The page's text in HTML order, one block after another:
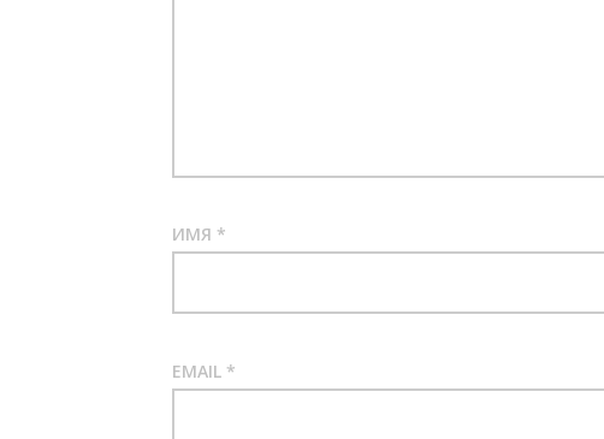
ИМЯ *
EMAIL *